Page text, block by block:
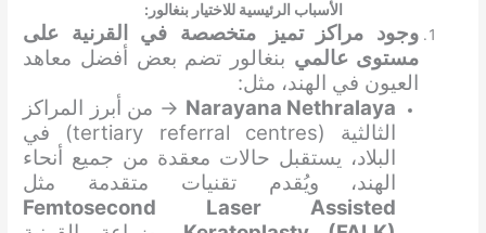
الأسباب الرئيسية للاختيار بنغالور:
وجود مراكز تميز متخصصة في القرنية على
مستوى عالمي بنغالور تضم بعض أفضل معاهد
العيون في الهند، مثل:
Narayana Nethralaya → من أبرز المراكز
الثالثية (tertiary referral centres) في
البلاد، يستقبل حالات معقدة من جميع أنحاء
الهند، ويُقدم تقنيات متقدمة مثل
Femtosecond Laser Assisted